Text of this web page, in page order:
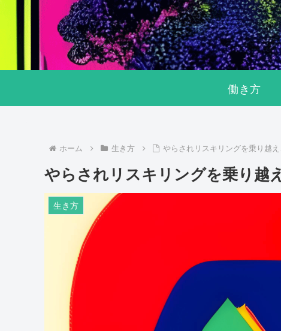
働き方
ホーム 生き方 やらされリスキリングを乗り越
やらされリスキリングを乗り越
生き方